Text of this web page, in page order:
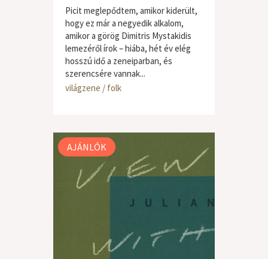
Picit meglepődtem, amikor kiderült,
hogy ez már a negyedik alkalom,
amikor a görög Dimitris Mystakidis
lemezéről írok – hiába, hét év elég
hosszú idő a zeneiparban, és
szerencsére vannak...
világzene / folk
AJÁNLÓK